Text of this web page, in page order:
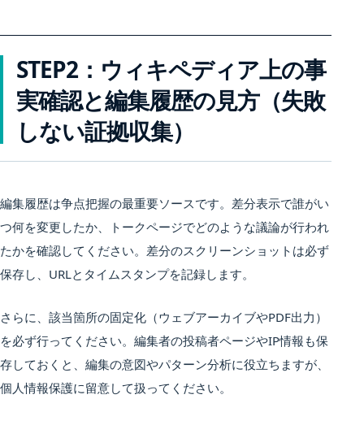
STEP2：ウィキペディア上の事
実確認と編集履歴の見方（失敗
しない証拠収集）
編集履歴は争点把握の最重要ソースです。差分表示で誰がい
つ何を変更したか、トークページでどのような議論が行われ
たかを確認してください。差分のスクリーンショットは必ず
保存し、URLとタイムスタンプを記録します。
さらに、該当箇所の固定化（ウェブアーカイブやPDF出力）
を必ず行ってください。編集者の投稿者ページやIP情報も保
存しておくと、編集の意図やパターン分析に役立ちますが、
個人情報保護に留意して扱ってください。